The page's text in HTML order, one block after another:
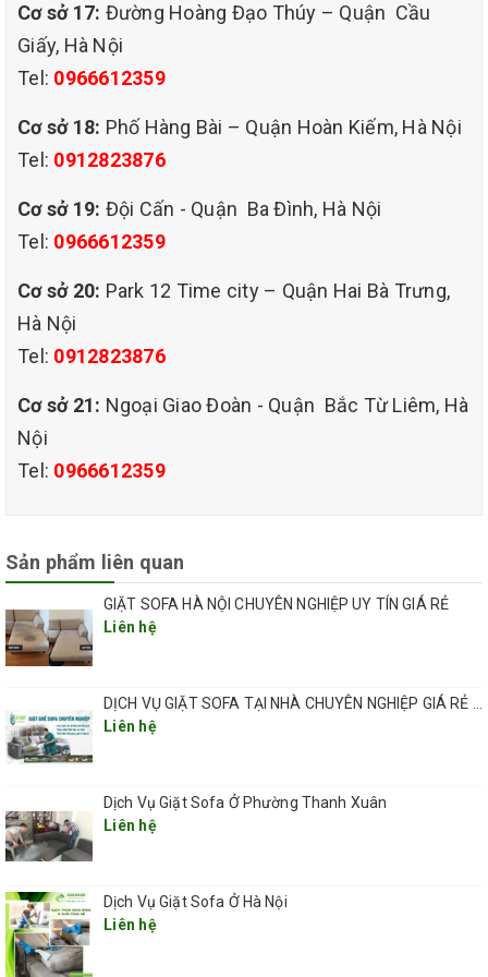
về dịch vụ của chúng tôi.
QUY TRÌNH GIẶT GHẾ SOFA CỦA QHT VIỆT NAM
*Dùng máy hút bụi công nghiệp hút sạch bụi bẩn bám trên bề mặt
ghế
*Tẩy điểm các vết bẩn cứng đầu bằng hóa chất chuyên dùng
*Phun hóa chất giặt ghế chuyên dụng lên toàn bộ ghế
*Sử dụng máy giặt công nghiệp chà sạch toàn bộ ghế
* Phun hóa chất diệt khuẩn và khử mùi hôi toàn bộ ghế
* Lau khô lại sàn nhà và sắp xếp lại ghế về vị trí ban đầu
Cơ sở 17: Đường Hoàng Đạo Thúy – Quận Cầu
Giấy, Hà Nội
Tel: 0966612359
Cơ sở 18: Phố Hàng Bài – Quận Hoàn Kiếm, Hà Nội
Tel: 0912823876
Cơ sở 19: Đội Cấn - Quận Ba Đình, Hà Nội
Tel: 0966612359
Cơ sở 20: Park 12 Time city – Quận Hai Bà Trưng,
Hà Nội
Tel: 0912823876
Cơ sở 21: Ngoại Giao Đoàn - Quận Bắc Từ Liêm, Hà
Nội
Tel: 0966612359
Sản phẩm liên quan
GIẶT SOFA HÀ NỘI CHUYÊN NGHIỆP UY TÍN GIÁ RẺ
Liên hệ
Liên hệ
Dịch Vụ Giặt Sofa Ở Phường Thanh Xuân
Liên hệ
Dịch Vụ Giặt Sofa Ở Hà Nội
Liên hệ